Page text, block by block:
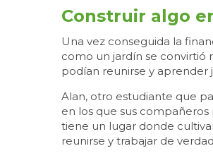
Construir algo
Una vez conseguida la
como un jardín se convirtió
podían reunirse y aprender
Alan, otro estudiante que
en los que sus
tiene un lugar donde
reunirse y trabajar de